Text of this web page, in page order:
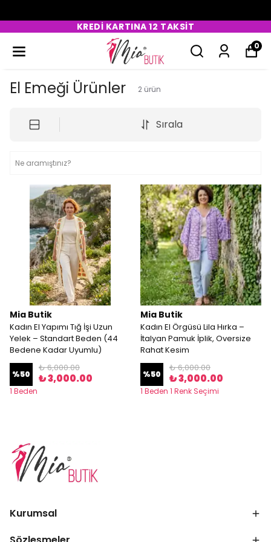
KREDİ KARTINA 12 TAKSİT
0
El Emeği Ürünler 2 ürün
Sırala
Mia Butik
Kadın El Yapımı Tığ İşi Uzun
Yelek – Standart Beden (44
Bedene Kadar Uyumlu)
%50
₺ 6,000.00
₺ 3,000.00
1 Beden
Mia Butik
Kadın El Örgüsü Lila Hırka –
İtalyan Pamuk İplik, Oversize
Rahat Kesim
%50
₺ 6,000.00
₺ 3,000.00
1 Beden 1 Renk Seçimi
Kurumsal